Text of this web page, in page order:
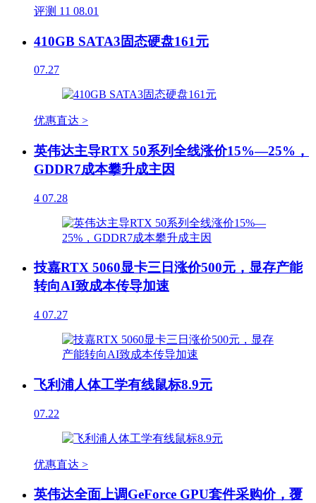
评测 11 08.01
410GB SATA3固态硬盘161元
07.27
优惠直达 >
英伟达主导RTX 50系列全线涨价15%—25%，
GDDR7成本攀升成主因
4 07.28
技嘉RTX 5060显卡三日涨价500元，显存产能
转向AI致成本传导加速
4 07.27
飞利浦人体工学有线鼠标8.9元
07.22
优惠直达 >
英伟达全面上调GeForce GPU套件采购价，覆